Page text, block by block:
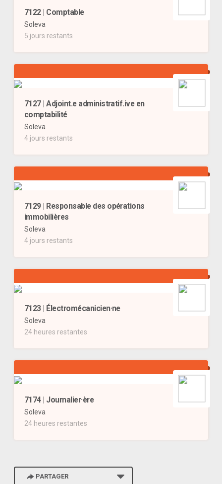
7122 | Comptable
Soleva
5 jours restants
7127 | Adjoint.e administratif.ive en
comptabilité
Soleva
4 jours restants
7129 | Responsable des opérations
immobilières
Soleva
4 jours restants
7123 | Électromécanicien·ne
Soleva
24 heures restantes
7174 | Journalier·ère
Soleva
24 heures restantes
PARTAGER